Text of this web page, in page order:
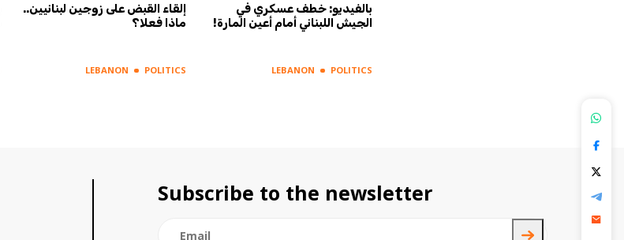
إلقاء القبض على زوجين لبنانيين..
ماذا فعلا؟
LEBANON POLITICS
بالفيديو: خطف عسكري في
الجيش اللبناني أمام أعين المارة!
LEBANON POLITICS
Subscribe to the newsletter